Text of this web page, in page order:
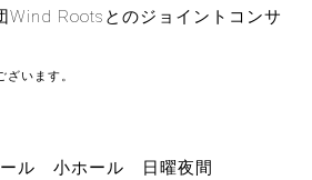
Rootsとのジョイントコンサ
います。
ール 小ホール 日曜夜間